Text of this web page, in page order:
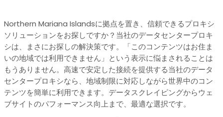
Northern Mariana Islandsに拠点を置き、信頼できるプロキシ
ソリューションをお探しですか？当社のデータセンタープロキ
シは、まさにお探しの解決策です。「このコンテンツはお住ま
いの地域では利用できません」という表示に悩まされることは
もうありません。高速で安定した接続を提供する当社のデータ
センタープロキシなら、地域制限に対応しながら世界中のコン
テンツを簡単に利用できます。データスクレイピングからウェ
ブサイトのパフォーマンス向上まで、最適な選択です。